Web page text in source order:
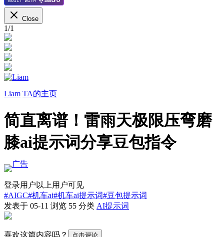
Close
1/1
Liam TA的主页
简直离谱！雷雨天极限压弯磨
膝ai提示词分享豆包指令
登录用户以上用户可见
#AIGC#机车ai#机车ai提示词#豆包提示词
发表于 05-11 浏览 55 分类 AI提示词
喜欢这篇内容吗？ 点击评论